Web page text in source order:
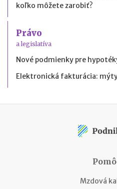
koľko môžete zarobiť?
Právo
a legislatíva
Nové podmienky pre
Elektronická fakturácia:
Mzdová